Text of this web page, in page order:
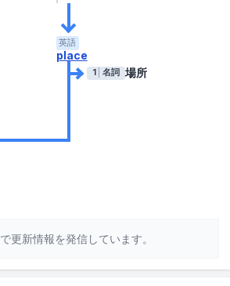
英語
place
1 名詞 場所
で更新情報を発信しています。